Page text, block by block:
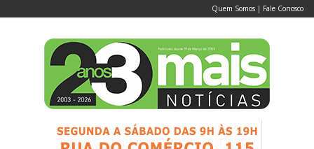
Quem Somos | Fale Conosco